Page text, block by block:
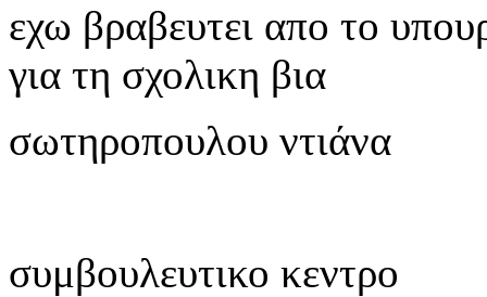
εχω βραβευτει απο το
για τη σχολικη βια
σωτηροπουλου ντιάνα
συμβουλευτικο κεντρο